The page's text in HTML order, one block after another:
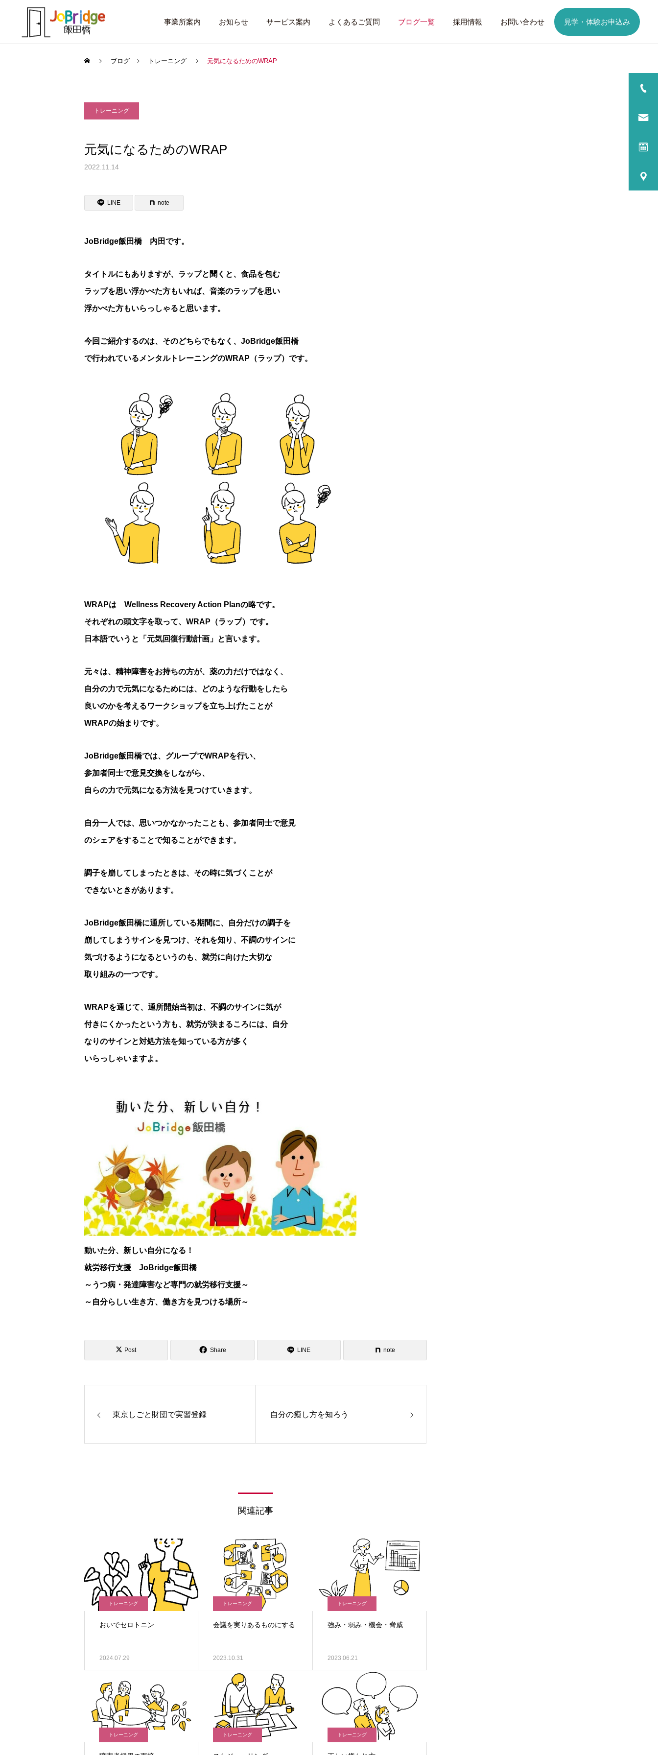
事業所案内 お知らせ サービス案内 よくあるご質問 ブログ一覧 採用情報 お問い合わせ 見学・体験お申込み
働き続けるための土台
ブログ トレーニング 元気になるためのWRAP
トレーニング
元気になるためのWRAP
2022.11.14
LINE note
JoBridge飯田橋 内田です。
タイトルにもありますが、ラップと聞くと、食品を包む
ラップを思い浮かべた方もいれば、音楽のラップを思い
浮かべた方もいらっしゃると思います。
今回ご紹介するのは、そのどちらでもなく、JoBridge飯田橋
で行われているメンタルトレーニングのWRAP（ラップ）です。
WRAPは Wellness Recovery Action Planの略です。
それぞれの頭文字を取って、WRAP（ラップ）です。
日本語でいうと「元気回復行動計画」と言います。
元々は、精神障害をお持ちの方が、薬の力だけではなく、
自分の力で元気になるためには、どのような行動をしたら
良いのかを考えるワークショップを立ち上げたことが
WRAPの始まりです。
JoBridge飯田橋では、グループでWRAPを行い、
参加者同士で意見交換をしながら、
自らの力で元気になる方法を見つけていきます。
自分一人では、思いつかなかったことも、参加者同士で意見
のシェアをすることで知ることができます。
調子を崩してしまったときは、その時に気づくことが
できないときがあります。
JoBridge飯田橋に通所している期間に、自分だけの調子を
崩してしまうサインを見つけ、それを知り、不調のサインに
気づけるようになるというのも、就労に向けた大切な
取り組みの一つです。
WRAPを通じて、通所開始当初は、不調のサインに気が
付きにくかったという方も、就労が決まるころには、自分
なりのサインと対処方法を知っている方が多く
いらっしゃいますよ。
動いた分、新しい自分になる！
就労移行支援 JoBridge飯田橋
～うつ病・発達障害など専門の就労移行支援～
～自分らしい生き方、働き方を見つける場所～
Post Share LINE note
東京しごと財団で実習登録 自分の癒し方を知ろう
関連記事
トレーニング
おいでセロトニン
2024.07.29
トレーニング
会議を実りあるものにする
2023.10.31
トレーニング
強み・弱み・機会・脅威
2023.06.21
トレーニング トレーニング トレーニング